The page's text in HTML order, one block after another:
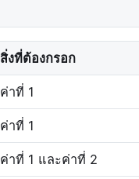
สิ่งที่ต้องกรอก
ค่าที่ 1
ค่าที่ 1
ค่าที่ 1 และค่าที่ 2